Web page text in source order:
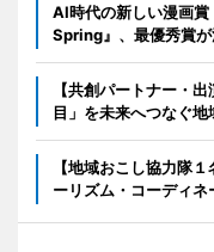
AI時代の新しい漫画
Spring』、最優秀賞が
【共創パートナー・
目」を未来へつなぐ地
【地域おこし協力隊
ーリズム・コーディネ